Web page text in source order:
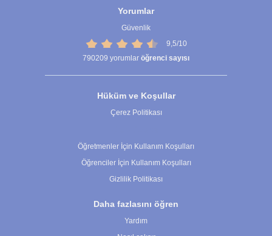
Yorumlar
Güvenlik
9,5/10
790209 yorumlar öğrenci sayısı
Hüküm ve Koşullar
Çerez Politikası
Öğretmenler İçin Kullanım Koşulları
Öğrenciler İçin Kullanım Koşulları
Gizlilik Politikası
Daha fazlasını öğren
Yardım